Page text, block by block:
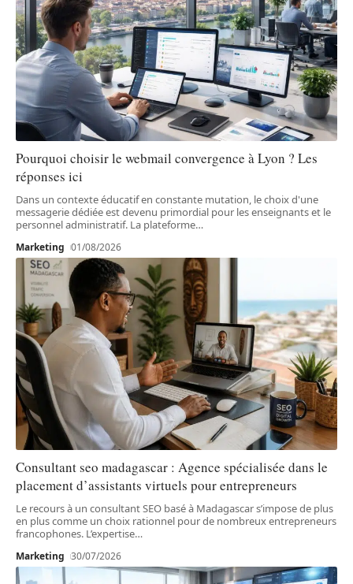
Pourquoi choisir le webmail convergence à Lyon ? Les
réponses ici
Dans un contexte éducatif en constante mutation, le choix d'une
messagerie dédiée est devenu primordial pour les enseignants et le
personnel administratif. La plateforme…
Marketing 01/08/2026
Consultant seo madagascar : Agence spécialisée dans le
placement d’assistants virtuels pour entrepreneurs
Le recours à un consultant SEO basé à Madagascar s’impose de plus
en plus comme un choix rationnel pour de nombreux entrepreneurs
francophones. L’expertise…
Marketing 30/07/2026